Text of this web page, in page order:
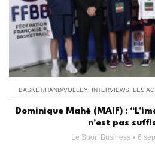
BASKET/HAND/VOLLEY, INTERVIEWS, LES
Dominique Mahé (MAIF) :
n’est pas
Le Sport Business 6